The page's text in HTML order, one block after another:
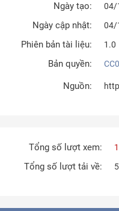
Ngày tạo: 04/
Ngày cập nhật: 04/
Phiên bản tài liệu: 1.0
Bản quyền:
Nguồn:
Tổng số lượt xem:
Tổng số lượt tải về: